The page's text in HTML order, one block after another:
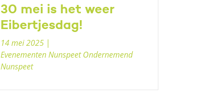
30 mei is het weer
Eibertjesdag!
14 mei 2025 |
Evenementen Nunspeet Ondernemend
Nunspeet